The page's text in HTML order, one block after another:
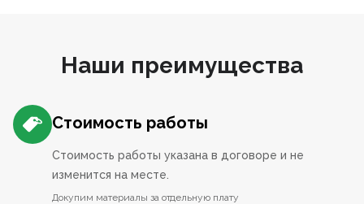
Наши преимущества
Стоимость работы
Стоимость работы указана в договоре и не
изменится на месте.
Докупим материалы за отдельную плату